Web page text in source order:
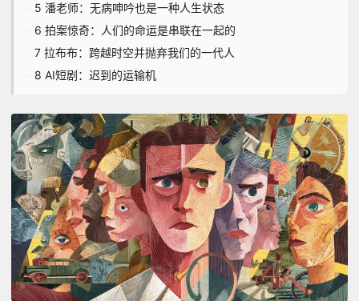
5 潘老师：无病呻吟也是一种人生状态
6 拍案惊奇：人们的命运是串联在一起的
7 拉布布：跨越时空并抛弃我们的一代人
8 AI短剧：迟到的运输机